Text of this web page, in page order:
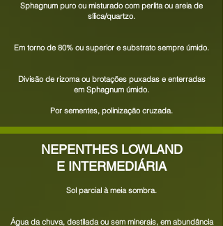
Sphagnum puro ou misturado com perlita ou areia de
sílica/quartzo.
Em torno de 80% ou superior e substrato sempre úmido.
Divisão de rizoma ou brotações puxadas e enterradas
em Sphagnum úmido.
Por sementes, polinização cruzada.
NEPENTHES LOWLAND
E INTERMEDIÁRIA
Sol parcial à meia sombra.
Água da chuva, destilada ou sem minerais, em abundância